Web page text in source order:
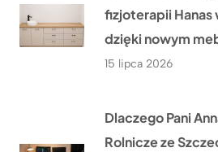
fizjoterapii Hanas
dzięki nowym
15 lipca 2026
Dlaczego Pani
Rolnicze ze